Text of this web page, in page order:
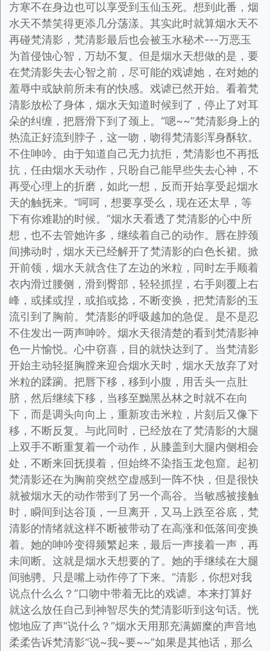
方寒不在身边也可以享受到玉仙玉死。想到此番，烟
水天不禁笑得更添几分荡漾。其实此时就算烟水天不
再碰梵清影，梵清影最后也会被玉水秘术---万恶玉
为首侵蚀心智，万劫不复。但是烟水天想做的是，要
在梵清影失去心智之前，尽可能的戏谑她，在对她的
羞辱中或缺前所未有的快感。戏谑已然开始。看着梵
清影放松了身体，烟水天知道时候到了，停止了对耳
朵的纠缠，把唇滑下到了颈上。“嗯~~”梵清影身上的
热流正好流到脖子，这一吻，吻得梵清影浑身酥软。
不住呻吟。由于知道自己无力抗拒，梵清影也不再抵
抗，任由烟水天动作，只盼自己能早些失去心神，不
再受心理上的折磨，如此一想，反而开始享受起烟水
天的触抚来。“呵呵，想要享受么，现在还太早，等
下有你难勘的时候。”烟水天看透了梵清影的心中所
想，也不去管她许多，继续着自己的动作。唇在脖颈
间拂动时，烟水天已经解开了梵清影的白色长裙。掀
开前领，烟水天就含住了左边的米粒，同时左手顺着
衣内滑过腰侧，滑到臀部，轻轻抓捏，右手则覆上右
峰，或揉或捏，或掐或捻，不断变换，把梵清影的玉
流引到了胸前。梵清影的呼吸越加的急促。是不是忍
不住发出一两声呻吟。烟水天很清楚的看到梵清影神
色一片愉悦。心中窃喜，目的就快达到了。当梵清影
开始主动轻挺胸膛来迎合烟水天时，烟水天放弃了对
米粒的蹂躏。把唇下移，移到小腹，用舌头一点肚
脐，然后继续下移，当移至黝黑丛林之时就不在向
下，而是调头向向上，重新攻击米粒，片刻后又像下
移，不断反复。与此同时，已经放在了梵清影的大腿
上双手不断重复着一个动作，从膝盖到大腿内侧相会
处，不断来回抚摸着，但始终不染指玉龙包窟。起初
梵清影还在为胸前突然空虚感到一阵不快，但是很快
就被烟水天的动作带到了另一个高谷。当敏感被接触
时，瞬间到达谷顶，一旦离开，又马上跌至谷底，梵
清影的情绪就这样不断被带动了在高涨和低落间变换
着。她的呻吟变得频繁起来，最后一声接着一声，再
未间断。这就是烟水天想要的了。她的手继续在大腿
间驰骋。只是嘴上动作停了下来。“清影，你想对我
说点什么么？”口吻中带着无比的戏谑。本来打算好
就这么放任自己到神智尽失的梵清影听到这句话。恍
惚地应了声“说什么？”烟水天用那充满媚糜的声音地
柔柔告诉梵清影“说~我~要~~”如果是其他话，那么